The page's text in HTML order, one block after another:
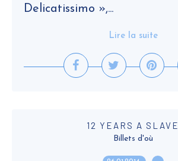
Delicatissimo »,...
Lire la suite
12 YEARS A SLAVE
Billets d'où